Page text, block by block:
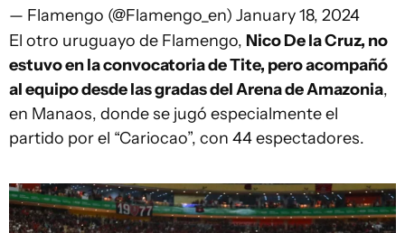
— Flamengo (@Flamengo_en) January 18, 2024
El otro uruguayo de Flamengo, Nico De la Cruz, no
estuvo en la convocatoria de Tite, pero acompañó
al equipo desde las gradas del Arena de Amazonia,
en Manaos, donde se jugó especialmente el
partido por el “Cariocao”, con 44 espectadores.